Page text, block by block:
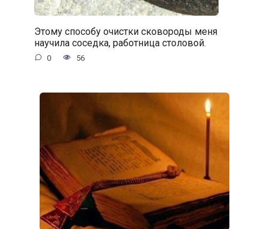
Этому способу очистки сковороды меня
научила соседка, работница столовой.
0 56